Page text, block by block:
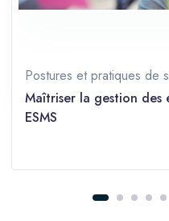
Prérequis
Postures et pratiques de
Maîtriser la gestion des
ESMS